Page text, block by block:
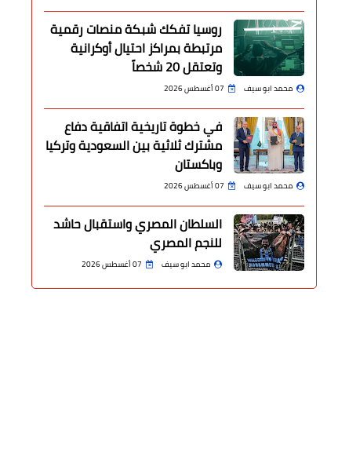
روسيا تفكك شبكة منصات رقمية
مرتبطة بمراكز احتيال أوكرانية
وتعتقل 20 شخصاً
محمد ابو سيف 07 أغسطس 2026
في خطوة تاريخية اتفاقية دفاع
مشترك ثلاثية بين السعودية وتركيا
وباكستان
محمد ابو سيف 07 أغسطس 2026
السلطان المصري واستقبال حاشد
للنجم المصري
محمد ابو سيف 07 أغسطس 2026